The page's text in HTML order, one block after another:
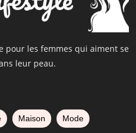
pour les femmes qui aiment se
leur peau.
Maison Mode